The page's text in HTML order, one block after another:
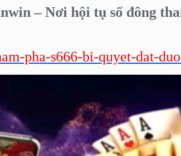
– Nơi hội tụ số đông
pha-s666-bi-quyet-dat-